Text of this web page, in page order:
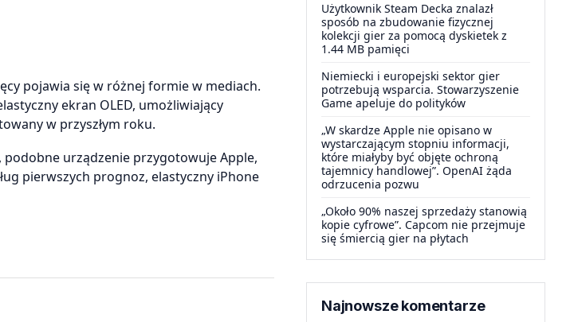
pojawia się w różnej formie w mediach.
ekran OLED, umożliwiający
w przyszłym roku.
podobne urządzenie przygotowuje Apple,
pierwszych prognoz, elastyczny iPhone
Użytkownik Steam Decka znalazł
sposób na zbudowanie fizycznej
kolekcji gier za pomocą dyskietek z
1.44 MB pamięci
Niemiecki i europejski sektor gier
potrzebują wsparcia. Stowarzyszenie
Game apeluje do polityków
„W skardze Apple nie opisano w
wystarczającym stopniu informacji,
które miałyby być objęte ochroną
tajemnicy handlowej”. OpenAI żąda
odrzucenia pozwu
„Około 90% naszej sprzedaży stanowią
kopie cyfrowe”. Capcom nie przejmuje
się śmiercią gier na płytach
Najnowsze komentarze